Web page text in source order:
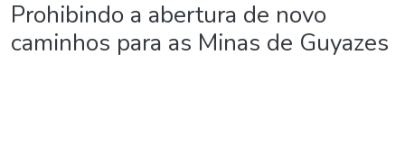
Estatísticas
Prohibindo a abertura de novo
caminhos para as Minas de Guyazes